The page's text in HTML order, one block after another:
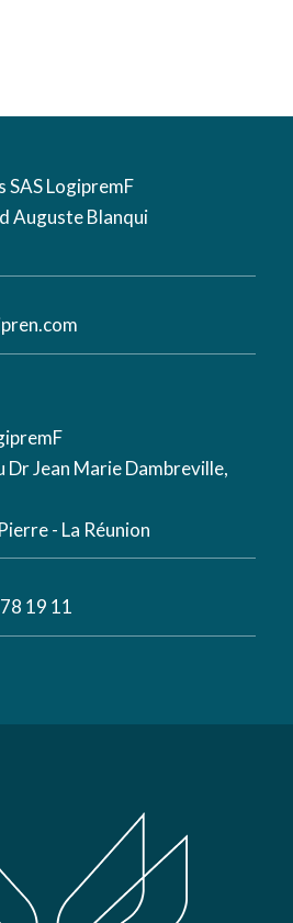
SAS LogipremF
Auguste Blanqui
Dr Jean Marie Dambreville,
- La Réunion
19 11